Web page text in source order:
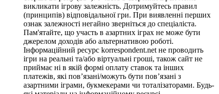
викликати ігрову залежність. Дотримуйтесь правил
(принципів) відповідальної гри. При виявленні перших
ознак залежності негайно зверніться до спеціаліста.
Пам'ятайте, що участь в азартних іграх не може бути
джерелом доходів або альтернативою роботі.
Інформаційний ресурс korrespondent.net не проводить
ігри на реальні та/або віртуальні гроші, також сайт не
приймає ні в якій формі оплату ставок та інших
платежів, які пов’язані/можуть бути пов’язані з
азартними іграми, букмекерами чи тоталізаторами. Будь-